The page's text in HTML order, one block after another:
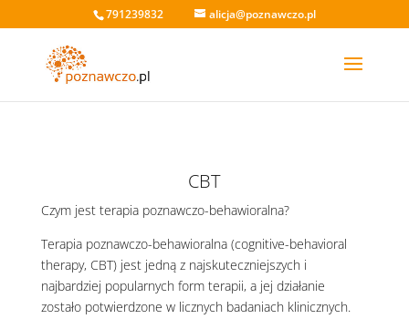
791239832 alicja@poznawczo.pl
CBT
Czym jest terapia poznawczo-behawioralna?
Terapia poznawczo-behawioralna (cognitive-behavioral
therapy, CBT) jest jedną z najskuteczniejszych i
najbardziej popularnych form terapii, a jej działanie
zostało potwierdzone w licznych badaniach klinicznych.